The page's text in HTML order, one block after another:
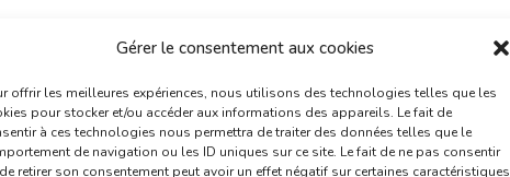
Gérer le consentement aux cookies
offrir les meilleures expériences, nous utilisons des technologies telles que les
pour stocker et/ou accéder aux informations des appareils. Le fait de
à ces technologies nous permettra de traiter des données telles que le
de navigation ou les ID uniques sur ce site. Le fait de ne pas consentir
retirer son consentement peut avoir un effet négatif sur certaines caractéristiques